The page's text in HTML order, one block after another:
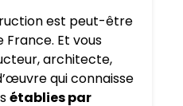
est peut-être
Et vous
architecte,
qui connaisse
établies par